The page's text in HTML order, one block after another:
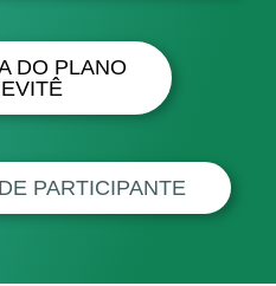
DO PLANO
PARTICIPANTE